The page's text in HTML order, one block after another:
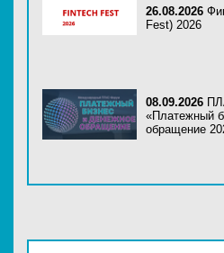
26.08.2026
Fest) 2026
08.09.2026
«Платежный
обращение